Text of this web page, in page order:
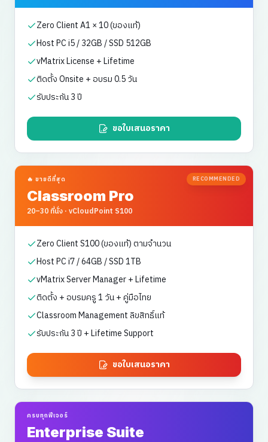
Zero Client A1 × 10 (ของแท้)
Host PC i5 / 32GB / SSD 512GB
vMatrix License + Lifetime
ติดตั้ง Onsite + อบรม 0.5 วัน
รับประกัน 3 ปี
ขอใบเสนอราคา
RECOMMENDED
🔥 ขายดีที่สุด
Classroom Pro
20–30 ที่นั่ง · vCloudPoint S100
Zero Client S100 (ของแท้) ตามจำนวน
Host PC i7 / 64GB / SSD 1TB
vMatrix Server Manager + Lifetime
ติดตั้ง + อบรมครู 1 วัน + คู่มือไทย
Classroom Management ลิขสิทธิ์แท้
รับประกัน 3 ปี + Lifetime Support
ขอใบเสนอราคา
ครบทุกฟีเจอร์
Enterprise Suite